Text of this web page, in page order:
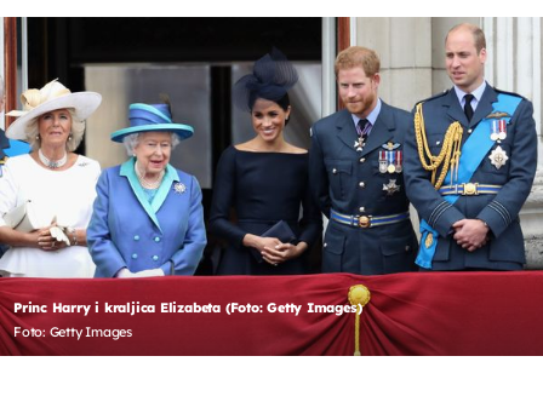
Princ Harry i kraljica Elizabeta (Foto: Getty Images)
Foto: Getty Images